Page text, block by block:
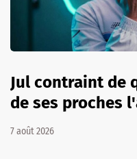
Jul contraint de
de ses proches
7 août 2026